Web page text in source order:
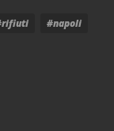
#napoli